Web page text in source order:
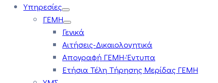
Υπηρεσίες
ΓΕΜΗ
Γενικά
Αιτήσεις-Δικαιολογητικά
Απογραφή ΓΕΜΗ-Έντυπα
Ετήσια Τέλη Τήρησης Μερίδας ΓΕΜΗ